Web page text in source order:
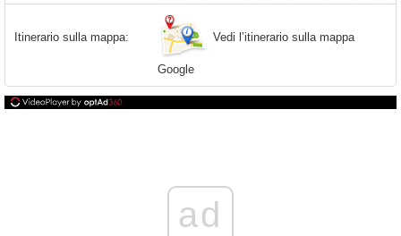
Itinerario sulla mappa: Vedi l’itinerario sulla mappa
Google
ad